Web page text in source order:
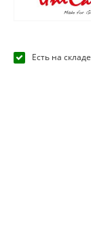
Есть на складе